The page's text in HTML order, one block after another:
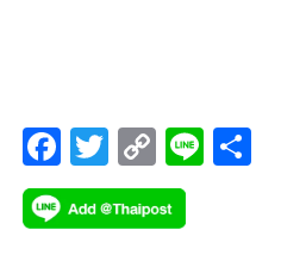
F
ac
e
T
wi
tt
C
o
p
Li